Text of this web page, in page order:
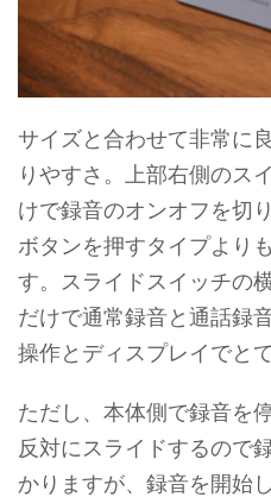
サイズと合わせて非常に
りやすさ。上部右側のス
けで録音のオンオフを切
ボタンを押すタイプより
す。スライドスイッチの
だけで通常録音と通話録
操作とディスプレイでと
ただし、本体側で録音を
反対にスライドするので
かりますが、録音を開始